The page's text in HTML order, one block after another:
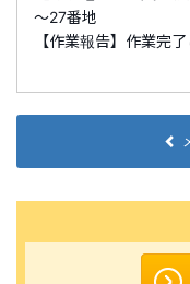
～27番地
【作業報告】作業完